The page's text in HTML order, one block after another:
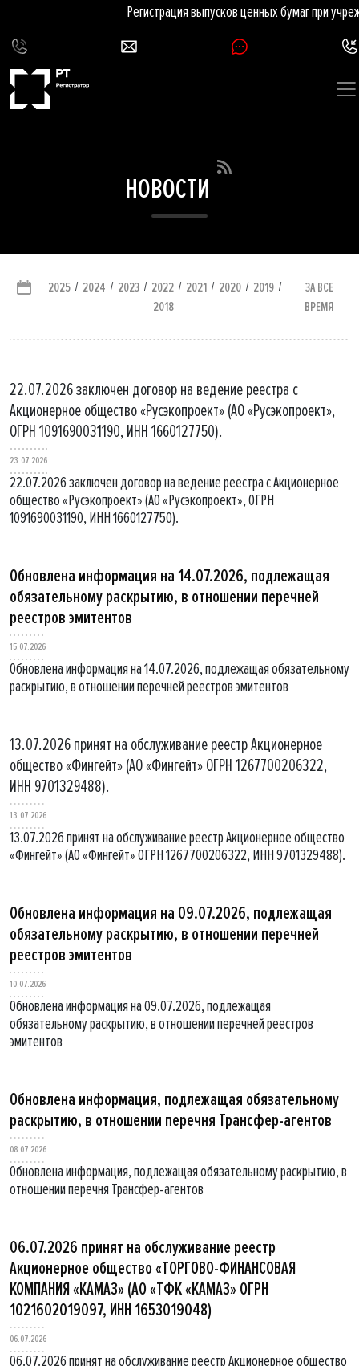
Регистрация выпусков ценных бумаг при
НОВОСТИ
2025 / 2024 / 2023 / 2022 / 2021 / 2020 / 2019 /
2018
ЗА ВСЕ
ВРЕМЯ
22.07.2026 заключен договор на ведение реестра с
Акционерное общество «Русэкопроект» (АО «Русэкопроект»,
ОГРН 1091690031190, ИНН 1660127750).
23.07.2026
22.07.2026 заключен договор на ведение реестра с Акционерное
общество «Русэкопроект» (АО «Русэкопроект», ОГРН
1091690031190, ИНН 1660127750).
Обновлена информация на 14.07.2026, подлежащая
обязательному раскрытию, в отношении перечней
реестров эмитентов
15.07.2026
Обновлена информация на 14.07.2026, подлежащая обязательному
раскрытию, в отношении перечней реестров эмитентов
13.07.2026 принят на обслуживание реестр Акционерное
общество «Фингейт» (АО «Фингейт» ОГРН 1267700206322,
ИНН 9701329488).
13.07.2026
13.07.2026 принят на обслуживание реестр Акционерное общество
«Фингейт» (АО «Фингейт» ОГРН 1267700206322, ИНН 9701329488).
Обновлена информация на 09.07.2026, подлежащая
обязательному раскрытию, в отношении перечней
реестров эмитентов
10.07.2026
Обновлена информация на 09.07.2026, подлежащая
обязательному раскрытию, в отношении перечней реестров
эмитентов
Обновлена информация, подлежащая обязательному
раскрытию, в отношении перечня Трансфер-агентов
08.07.2026
Обновлена информация, подлежащая обязательному раскрытию, в
отношении перечня Трансфер-агентов
06.07.2026 принят на обслуживание реестр
Акционерное общество «ТОРГОВО-ФИНАНСОВАЯ
КОМПАНИЯ «КАМАЗ» (АО «ТФК «КАМАЗ» ОГРН
1021602019097, ИНН 1653019048)
06.07.2026
06.07.2026 принят на обслуживание реестр Акционерное общество